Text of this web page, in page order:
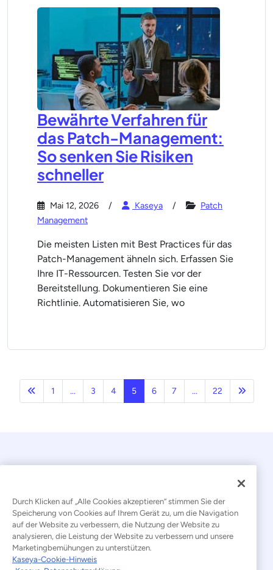
Bewährte Verfahren für
das Patch-Management:
So senken Sie Risiken
schneller
Mai 12, 2026 Kaseya
Patch
Management
Die meisten Listen mit Best Practices für das
Patch-Management ähneln sich. Erfassen Sie
Ihre IT-Ressourcen. Testen Sie vor der
Bereitstellung. Dokumentieren Sie eine
Richtlinie. Automatisieren Sie, wo
Vorherige
1 ... 3 4 5 6 7 ... 22
© 2026 Kaseya. Alle Rechte vorbehalten.
Deutsch
Durch Klicken auf „Alle Cookies akzeptieren“ stimmen Sie der
Speicherung von Cookies auf Ihrem Gerät zu, um die Navigation
auf der Website zu verbessern, die Nutzung der Website zu
analysieren, die Leistung der Website zu verbessern und unsere
Marketingbemühungen zu unterstützen.
Kaseya-Cookie-Hinweis